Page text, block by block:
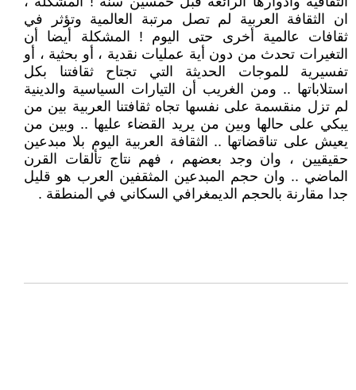
ان الثقافة العربية لم تصل مرتبة العالمية وتؤثر في
ثقافات عالمية أخرى حتى اليوم ! المشكلة أيضا أن
التغيرات تحدث من دون أية عمليات نقدية ، أو بحثية ، أو
تفسيرية للموجات الحديثة التي تجتاح ثقافتنا بكل
استلاباتها .. ومن الغريب أن التيارات السياسية والدينية
لم تزل منقسمة على نفسها تجاه ثقافتنا العربية بين من
يبكي على حالها وبين من يريد القضاء عليها .. وبين من
يعيش على تناقضاتها .. الثقافة العربية اليوم بلا مبدعين
حقيقيين ، وان وجد بعضهم ، فهم نتاج تألقات القرن
الماضي .. وان حجم المبدعين المثقفين العرب هو قليل
جدا مقارنة بالحجم الديمغرافي السكاني في المنطقة .